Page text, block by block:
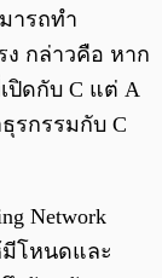
ารถทำ
กล่าวคือ หาก
ปิดกับ C แต่ A
รกรรมกับ C
Network
มีโหนดและ